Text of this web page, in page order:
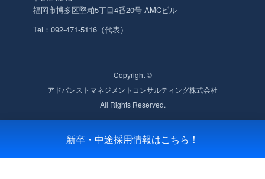
新卒・中途採用情報はこちら！
福岡市博多区堅粕5丁目4番20号 AMCビル
Tel：092-471-5116（代表）
Copyright ©
アドバンストマネジメントコンサルティング株式会社
All Rights Reserved.